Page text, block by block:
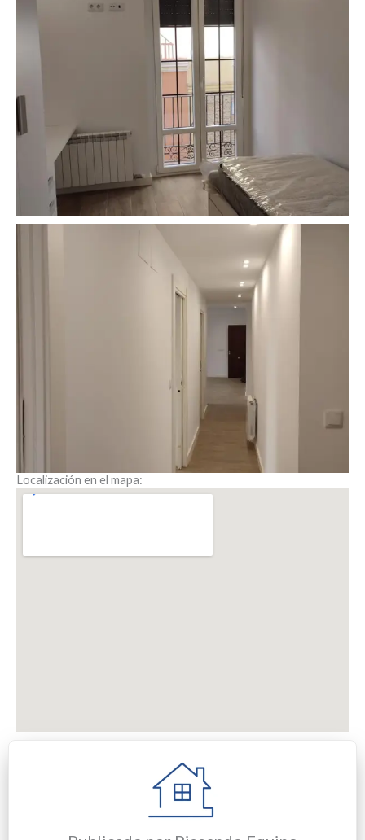
Localización en el mapa: